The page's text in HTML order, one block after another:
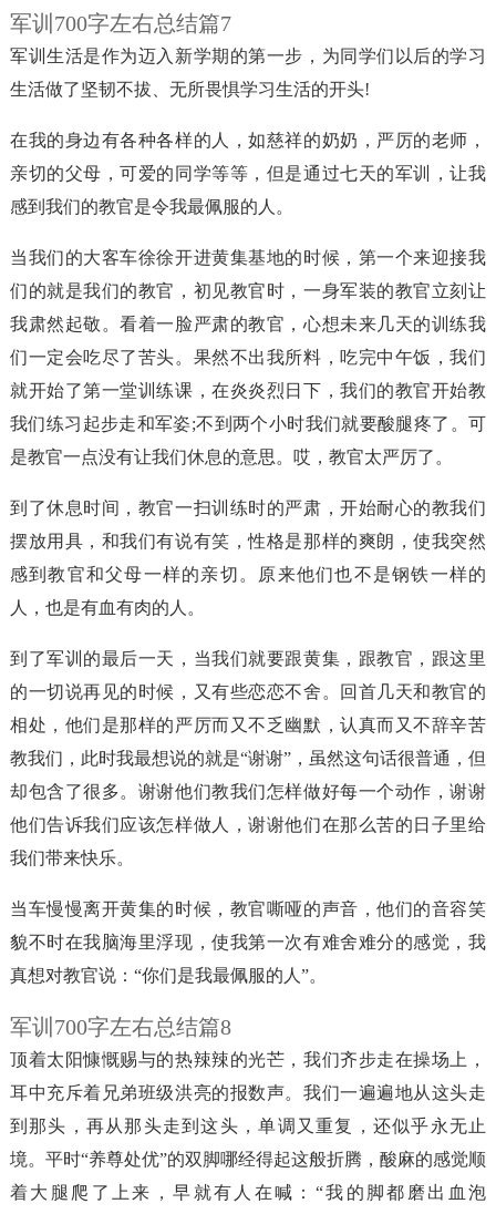
军训700字左右总结篇7
军训生活是作为迈入新学期的第一步，为同学们以后的学习
生活做了坚韧不拔、无所畏惧学习生活的开头!
在我的身边有各种各样的人，如慈祥的奶奶，严厉的老师，
亲切的父母，可爱的同学等等，但是通过七天的军训，让我
感到我们的教官是令我最佩服的人。
当我们的大客车徐徐开进黄集基地的时候，第一个来迎接我
们的就是我们的教官，初见教官时，一身军装的教官立刻让
我肃然起敬。看着一脸严肃的教官，心想未来几天的训练我
们一定会吃尽了苦头。果然不出我所料，吃完中午饭，我们
就开始了第一堂训练课，在炎炎烈日下，我们的教官开始教
我们练习起步走和军姿;不到两个小时我们就要酸腿疼了。可
是教官一点没有让我们休息的意思。哎，教官太严厉了。
到了休息时间，教官一扫训练时的严肃，开始耐心的教我们
摆放用具，和我们有说有笑，性格是那样的爽朗，使我突然
感到教官和父母一样的亲切。原来他们也不是钢铁一样的
人，也是有血有肉的人。
到了军训的最后一天，当我们就要跟黄集，跟教官，跟这里
的一切说再见的时候，又有些恋恋不舍。回首几天和教官的
相处，他们是那样的严厉而又不乏幽默，认真而又不辞辛苦
教我们，此时我最想说的就是“谢谢”，虽然这句话很普通，但
却包含了很多。谢谢他们教我们怎样做好每一个动作，谢谢
他们告诉我们应该怎样做人，谢谢他们在那么苦的日子里给
我们带来快乐。
当车慢慢离开黄集的时候，教官嘶哑的声音，他们的音容笑
貌不时在我脑海里浮现，使我第一次有难舍难分的感觉，我
真想对教官说：“你们是我最佩服的人”。
军训700字左右总结篇8
顶着太阳慷慨赐与的热辣辣的光芒，我们齐步走在操场上，
耳中充斥着兄弟班级洪亮的报数声。我们一遍遍地从这头走
到那头，再从那头走到这头，单调又重复，还似乎永无止
境。平时“养尊处优”的双脚哪经得起这般折腾，酸麻的感觉顺
着大腿爬了上来，早就有人在喊：“我的脚都磨出血泡